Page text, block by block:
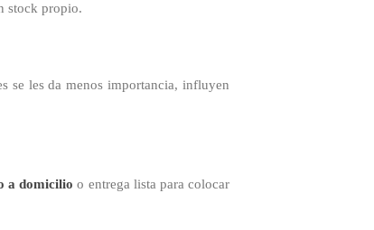
stock propio.
se les da menos importancia, influyen
a domicilio o entrega lista para colocar